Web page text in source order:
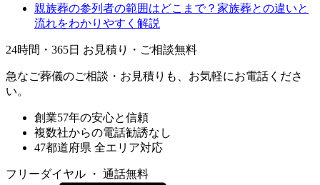
親族葬の参列者の範囲はどこまで？家族葬との違いと
流れをわかりやすく解説
24時間・365日 お見積り・ご相談無料
急なご葬儀のご相談・お見積りも、お気軽にお電話くださ
い。
創業57年の安心と信頼
複数社からの電話勧誘なし
47都道府県 全エリア対応
フリーダイヤル ・ 通話無料